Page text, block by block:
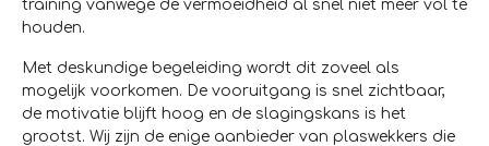
training vanwege de vermoeidheid al snel niet meer vol te
houden.
Met deskundige begeleiding wordt dit zoveel als
mogelijk voorkomen. De vooruitgang is snel zichtbaar,
de motivatie blijft hoog en de slagingskans is het
grootst. Wij zijn de enige aanbieder van plaswekkers die